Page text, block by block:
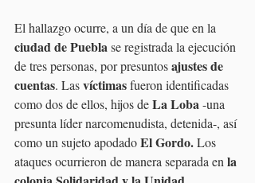
El hallazgo ocurre, a un día de que en la
ciudad de Puebla se registrada la ejecución
de tres personas, por presuntos ajustes de
cuentas. Las víctimas fueron identificadas
como dos de ellos, hijos de La Loba -una
presunta líder narcomenudista, detenida-, así
como un sujeto apodado El Gordo. Los
ataques ocurrieron de manera separada en la